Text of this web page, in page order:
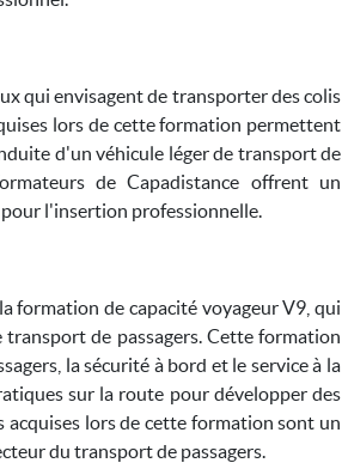
qui envisagent de transporter des colis
lors de cette formation permettent
d'un véhicule léger de transport de
de Capadistance offrent un
l'insertion professionnelle.
formation de capacité voyageur V9, qui
de passagers. Cette formation
la sécurité à bord et le service à la
sur la route pour développer des
acquises lors de cette formation sont un
du transport de passagers.